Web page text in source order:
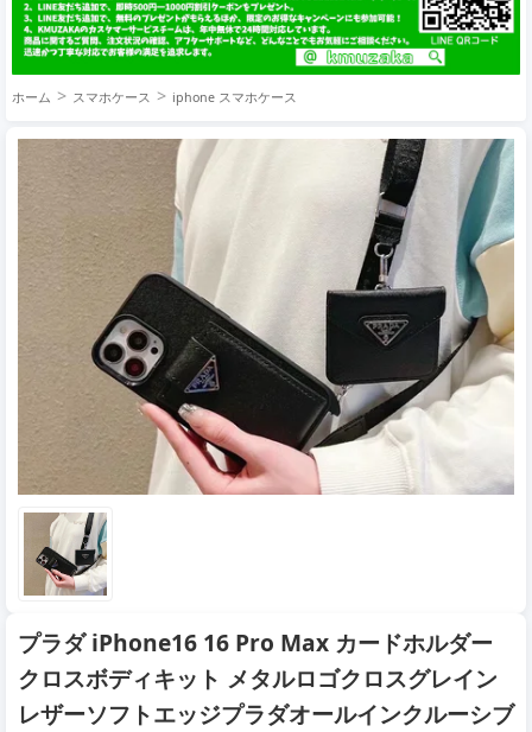
ホーム スマホケース iphone スマホケース
プラダ iPhone16 16 Pro Max カードホルダー
クロスボディキット メタルロゴクロスグレイン
レザーソフトエッジプラダオールインクルーシブ